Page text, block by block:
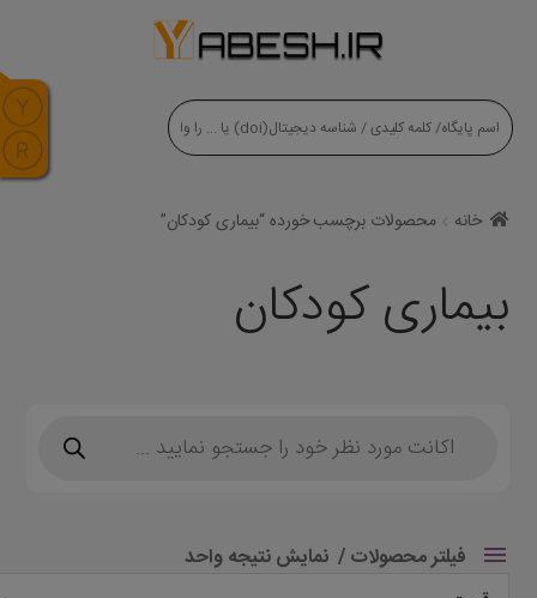
خانه محصولات برچسب خورده “بیماری کودکان”
بیماری کودکان
search
فیلتر محصولات نمایش نتیجه واحد
modal-check